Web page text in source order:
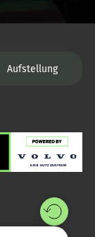
Aufstellung